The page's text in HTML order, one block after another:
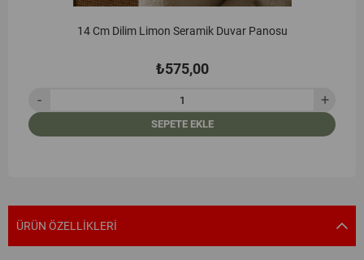
14 Cm Dilim Limon Seramik Duvar Panosu
₺575,00
SEPETE EKLE
ÜRÜN ÖZELLIKLERI